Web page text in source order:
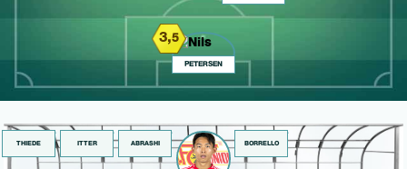
3,5
PETERSEN
THIEDE ITTER ABRASHI BORRELLO